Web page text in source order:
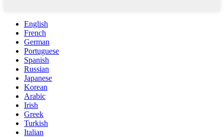
English
French
German
Portuguese
Spanish
Russian
Japanese
Korean
Arabic
Irish
Greek
Turkish
Italian